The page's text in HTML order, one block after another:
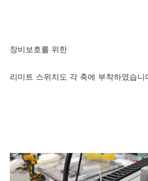
장비보호를 위한
리미트 스위치도 각 축에 부착하였습니